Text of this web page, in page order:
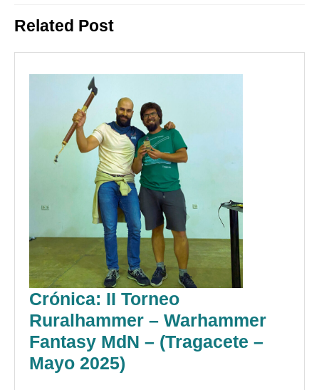
anterior:
Related Post
Crónica: II Torneo
Ruralhammer – Warhammer
Fantasy MdN – (Tragacete –
Mayo 2025)